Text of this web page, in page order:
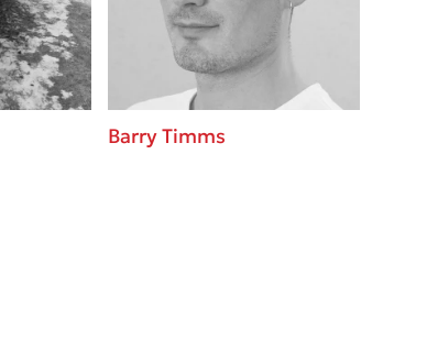
Barry Timms